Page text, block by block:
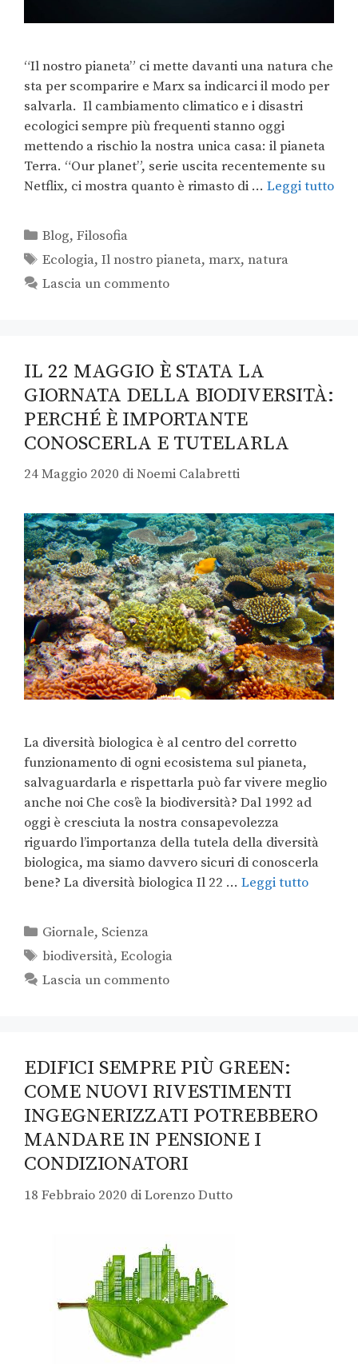
“Il nostro pianeta” ci mette davanti una natura che
sta per scomparire e Marx sa indicarci il modo per
salvarla. Il cambiamento climatico e i disastri
ecologici sempre più frequenti stanno oggi
mettendo a rischio la nostra unica casa: il pianeta
Terra. “Our planet”, serie uscita recentemente su
Netflix, ci mostra quanto è rimasto di … Leggi tutto
Blog,Filosofia
Ecologia,Il nostro pianeta,marx,natura
Lascia un commento
IL 22 MAGGIO È STATA LA
GIORNATA DELLA BIODIVERSITÀ:
PERCHÉ È IMPORTANTE
CONOSCERLA E TUTELARLA
24 Maggio 2020 diNoemi Calabretti
La diversità biologica è al centro del corretto
funzionamento di ogni ecosistema sul pianeta,
salvaguardarla e rispettarla può far vivere meglio
anche noi Che cos’è la biodiversità? Dal 1992 ad
oggi è cresciuta la nostra consapevolezza
riguardo l’importanza della tutela della diversità
biologica, ma siamo davvero sicuri di conoscerla
bene? La diversità biologica Il 22 … Leggi tutto
Giornale, Scienza
biodiversità,Ecologia
Lascia un commento
EDIFICI SEMPRE PIÙ GREEN:
COME NUOVI RIVESTIMENTI
INGEGNERIZZATI POTREBBERO
MANDARE IN PENSIONE I
CONDIZIONATORI
18 Febbraio 2020 diLorenzo Dutto